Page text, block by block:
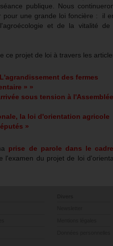
publique. Nous
pour une grande loi foncière : il
et de la vitalité de
ce projet de loi à travers les
des fermes
» »
sous tension à l'Assemblée
la loi d'orientation agricole
»
prise de parole dans le
l'examen du projet de loi